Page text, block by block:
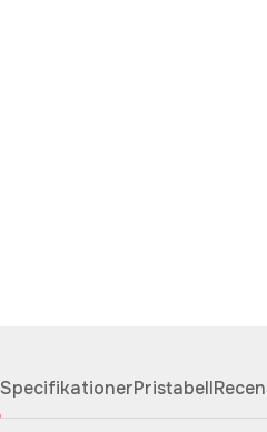
SpecifikationerPristabell